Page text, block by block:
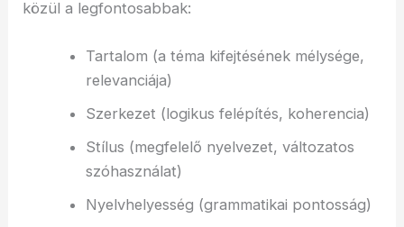
közül a legfontosabbak:
Tartalom (a téma kifejtésének mélysége,
relevanciája)
Szerkezet (logikus felépítés, koherencia)
Stílus (megfelelő nyelvezet, változatos
szóhasználat)
Nyelvhelyesség (grammatikai pontosság)